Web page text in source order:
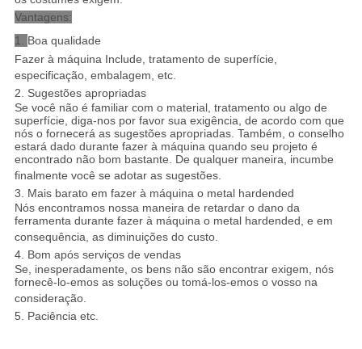
Vantagens:
1. Boa qualidade
Fazer à máquina Include, tratamento de superfície,
especificação, embalagem, etc.
2. Sugestões apropriadas
Se você não é familiar com o material, tratamento ou algo de
superfície, diga-nos por favor sua exigência, de acordo com que
nós o fornecerá as sugestões apropriadas. Também, o conselho
estará dado durante fazer à máquina quando seu projeto é
encontrado não bom bastante. De qualquer maneira, incumbe
finalmente você se adotar as sugestões.
3. Mais barato em fazer à máquina o metal hardended
Nós encontramos nossa maneira de retardar o dano da
ferramenta durante fazer à máquina o metal hardended, e em
consequência, as diminuições do custo.
4. Bom após serviços de vendas
Se, inesperadamente, os bens não são encontrar exigem, nós
fornecê-lo-emos as soluções ou tomá-los-emos o vosso na
consideração.
5. Paciência etc.